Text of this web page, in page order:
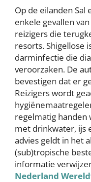
Op de eilanden Sal
enkele gevallen
reizigers die
resorts. Shigellose
darminfectie die
veroorzaken. De
bevestigen dat er
Reizigers wordt
regelmatig handen
met drinkwater, ijs
advies geldt in het
(sub)tropische
informatie
Nederland